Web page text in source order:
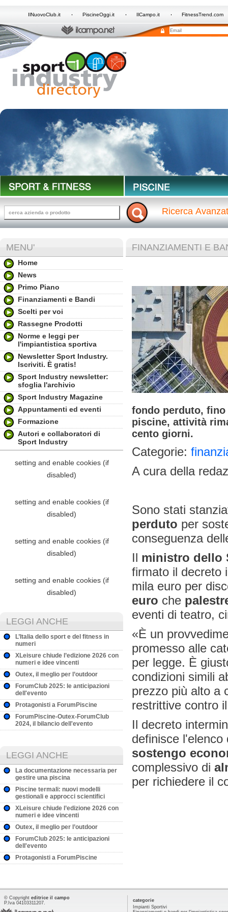
IlNuovoClub.it PiscineOggi.it IlCampo.it FitnessTrend.com
Ricerca
MENU'
Home
News
Primo Piano
Finanziamenti e Bandi
Scelti per voi
Rassegne Prodotti
Norme e leggi per
l'impiantistica sportiva
Newsletter Sport Industry.
Iscriviti. È gratis!
Sport Industry newsletter:
sfoglia l'archivio
Sport Industry Magazine
Appuntamenti ed eventi
Formazione
Autori e collaboratori di
Sport Industry
LEGGI ANCHE
L’Italia dello sport e del fitness in
numeri
XLeisure chiude l’edizione 2026 con
numeri e idee vincenti
Outex, il meglio per l’outdoor
ForumClub 2025: le anticipazioni
dell'evento
Protagonisti a ForumPiscine
ForumPiscine-Outex-ForumClub
2024, il bilancio dell'evento
LEGGI ANCHE
La documentazione necessaria per
gestire una piscina
Piscine termali: nuovi modelli
gestionali e approcci scientifici
XLeisure chiude l’edizione 2026 con
numeri e idee vincenti
Outex, il meglio per l’outdoor
ForumClub 2025: le anticipazioni
dell'evento
Protagonisti a ForumPiscine
FINANZIAMENTI E
fondo perduto,
piscine, attività
cento giorni.
Categorie:
A cura della
Sono stati
perduto per
conseguenza
Il ministro dello
firmato il decreto
mila euro per
euro che
eventi di teatro,
«È un
promesso alle
per legge. È
condizioni simili
prezzo più alto a
restrittive contro
Il decreto
definisce
sostengo
complessivo di
per richiedere il
© Copyright editrice il campo
P.Iva 04103311207.
categorie
Impianti Sportivi